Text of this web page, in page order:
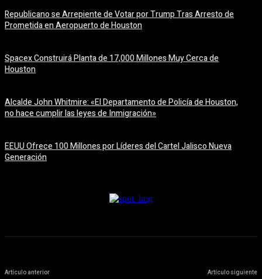
Republicano se Arrepiente de Votar por Trump Tras Arresto de
Prometida en Aeropuerto de Houston
Spacex Construirá Planta de 17,000 Millones Muy Cerca de
Houston
Alcalde John Whitmire: «El Departamento de Policía de Houston,
no hace cumplir las leyes de Inmigración»
EEUU Ofrece 100 Millones por Líderes del Cartel Jalisco Nueva
Generación
Artículo anterior Artículo siguiente